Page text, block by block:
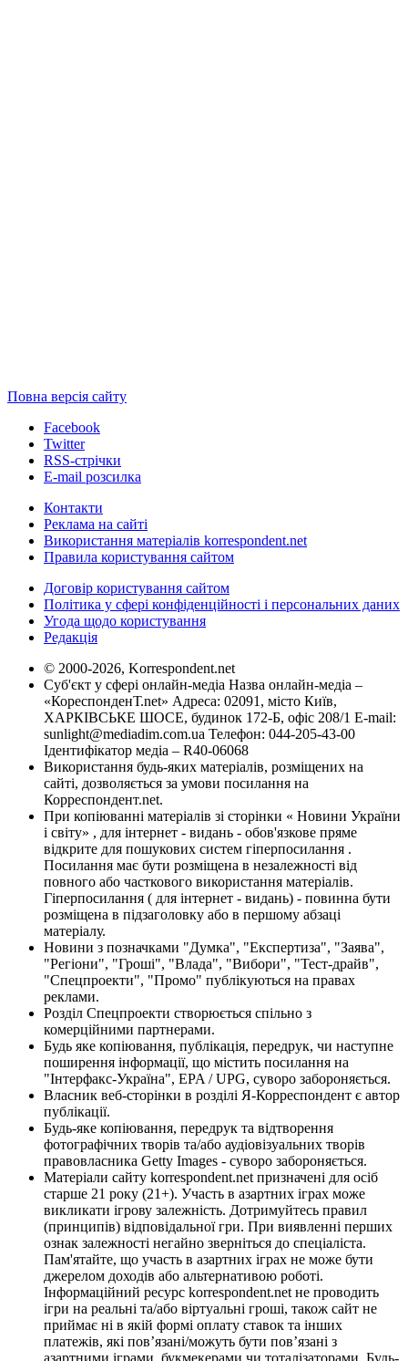
Повна версія сайту
Facebook
Twitter
RSS-стрічки
E-mail розсилка
Контакти
Реклама на сайті
Використання матеріалів korrespondent.net
Правила користування сайтом
Договір користування сайтом
Політика у сфері конфіденційності і персональних даних
Угода щодо користування
Редакція
© 2000-2026, Korrespondent.net
Суб'єкт у сфері онлайн-медіа Назва онлайн-медіа –
«КореспонденТ.net» Адреса: 02091, місто Київ,
ХАРКІВСЬКЕ ШОСЕ, будинок 172-Б, офіс 208/1 E-mail:
sunlight@mediadim.com.ua Телефон: 044-205-43-00
Ідентифікатор медіа – R40-06068
Використання будь-яких матеріалів, розміщених на
сайті, дозволяється за умови посилання на
Корреспондент.net.
При копіюванні матеріалів зі сторінки « Новини України
і світу» , для інтернет - видань - обов'язкове пряме
відкрите для пошукових систем гіперпосилання .
Посилання має бути розміщена в незалежності від
повного або часткового використання матеріалів.
Гіперпосилання ( для інтернет - видань) - повинна бути
розміщена в підзаголовку або в першому абзаці
матеріалу.
Новини з позначками "Думка", "Експертиза", "Заява",
"Регіони", "Гроші", "Влада", "Вибори", "Тест-драйв",
"Спецпроекти", "Промо" публікуються на правах
реклами.
Розділ Спецпроекти створюється спільно з
комерційними партнерами.
Будь яке копіювання, публікація, передрук, чи наступне
поширення інформації, що містить посилання на
"Інтерфакс-Україна", EPA / UPG, суворо забороняється.
Власник веб-сторінки в розділі Я-Корреспондент є автор
публікації.
Будь-яке копіювання, передрук та відтворення
фотографічних творів та/або аудіовізуальних творів
правовласника Getty Images - суворо забороняється.
Матеріали сайту korrespondent.net призначені для осіб
старше 21 року (21+). Участь в азартних іграх може
викликати ігрову залежність. Дотримуйтесь правил
(принципів) відповідальної гри. При виявленні перших
ознак залежності негайно зверніться до спеціаліста.
Пам'ятайте, що участь в азартних іграх не може бути
джерелом доходів або альтернативою роботі.
Інформаційний ресурс korrespondent.net не проводить
ігри на реальні та/або віртуальні гроші, також сайт не
приймає ні в якій формі оплату ставок та інших
платежів, які пов’язані/можуть бути пов’язані з